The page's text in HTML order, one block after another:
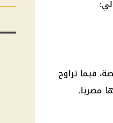
مصريا بالبورصة، فيما تراوح